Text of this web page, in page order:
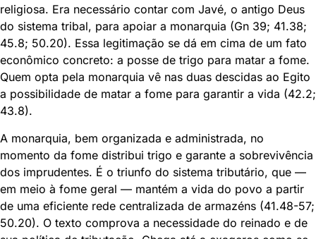
religiosa. Era necessário contar com Javé, o antigo Deus
do sistema tribal, para apoiar a monarquia (Gn 39; 41.38;
45.8; 50.20). Essa legitimação se dá em cima de um fato
econômico concreto: a posse de trigo para matar a fome.
Quem opta pela monarquia vê nas duas descidas ao Egito
a possibilidade de matar a fome para garantir a vida (42.2;
43.8).
A monarquia, bem organizada e administrada, no
momento da fome distribui trigo e garante a sobrevivência
dos imprudentes. É o triunfo do sistema tributário, que —
em meio à fome geral — mantém a vida do povo a partir
de uma eficiente rede centralizada de armazéns (41.48-57;
50.20). O texto comprova a necessidade do reinado e de